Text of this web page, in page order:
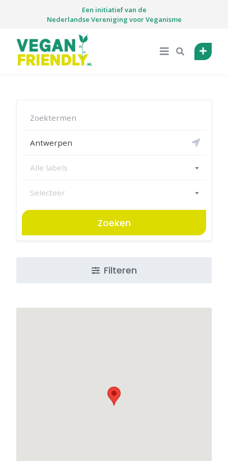
Een initiatief van de
Nederlandse Vereniging voor Veganisme
Alle labels
Selecteer
Zoeken
Filteren